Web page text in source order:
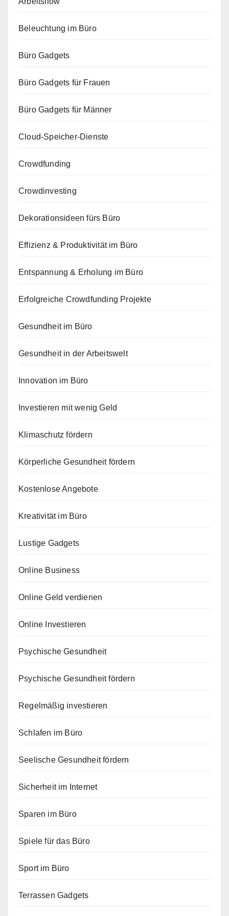
Beleuchtung im Büro
Büro Gadgets
Büro Gadgets für Frauen
Büro Gadgets für Männer
Cloud-Speicher-Dienste
Crowdfunding
Crowdinvesting
Dekorationsideen fürs Büro
Effizienz & Produktivität im Büro
Entspannung & Erholung im Büro
Erfolgreiche Crowdfunding Projekte
Gesundheit im Büro
Gesundheit in der Arbeitswelt
Innovation im Büro
Investieren mit wenig Geld
Klimaschutz fördern
Körperliche Gesundheit fördern
Kostenlose Angebote
Kreativität im Büro
Lustige Gadgets
Online Business
Online Geld verdienen
Online Investieren
Psychische Gesundheit
Psychische Gesundheit fördern
Regelmäßig investieren
Schlafen im Büro
Seelische Gesundheit fördern
Sicherheit im Internet
Sparen im Büro
Spiele für das Büro
Sport im Büro
Terrassen Gadgets